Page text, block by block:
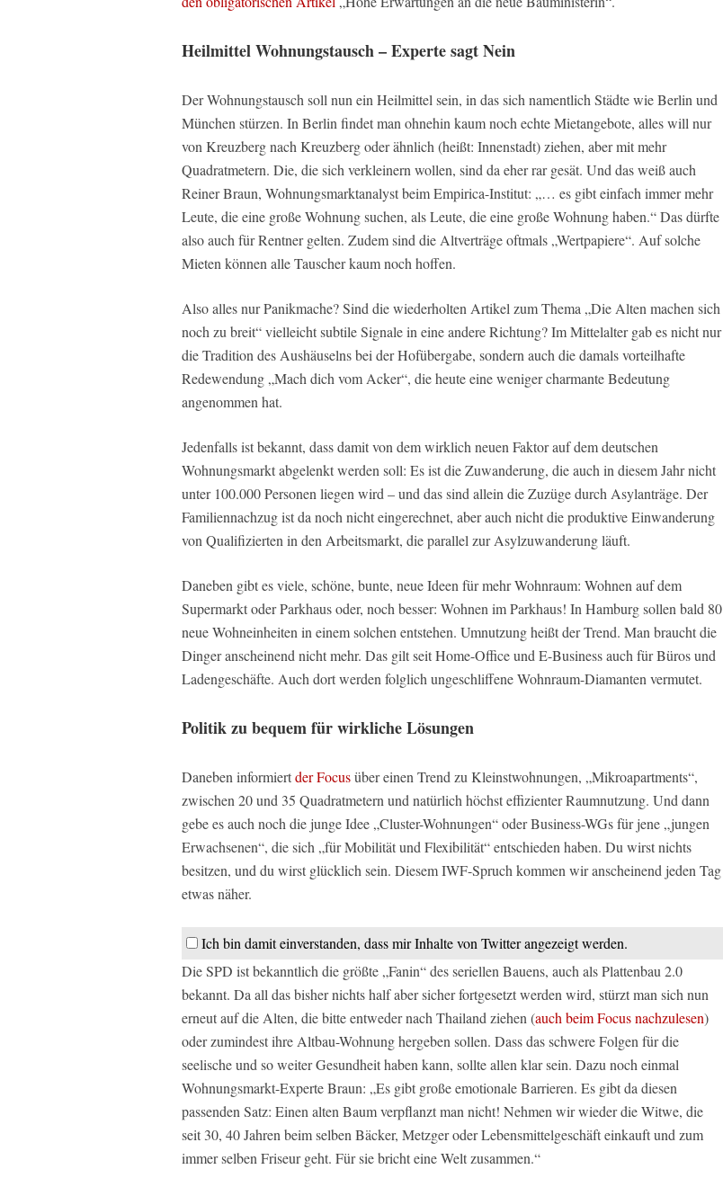
Heilmittel Wohnungstausch – Experte sagt Nein
Der Wohnungstausch soll nun ein Heilmittel sein, in das sich namentlich Städte wie Berlin und
München stürzen. In Berlin findet man ohnehin kaum noch echte Mietangebote, alles will nur
von Kreuzberg nach Kreuzberg oder ähnlich (heißt: Innenstadt) ziehen, aber mit mehr
Quadratmetern. Die, die sich verkleinern wollen, sind da eher rar gesät. Und das weiß auch
Reiner Braun, Wohnungsmarktanalyst beim Empirica-Institut: „… es gibt einfach immer mehr
Leute, die eine große Wohnung suchen, als Leute, die eine große Wohnung haben.“ Das dürfte
also auch für Rentner gelten. Zudem sind die Altverträge oftmals „Wertpapiere“. Auf solche
Mieten können alle Tauscher kaum noch hoffen.
Also alles nur Panikmache? Sind die wiederholten Artikel zum Thema „Die Alten machen sich
noch zu breit“ vielleicht subtile Signale in eine andere Richtung? Im Mittelalter gab es nicht nur
die Tradition des Aushäuselns bei der Hofübergabe, sondern auch die damals vorteilhafte
Redewendung „Mach dich vom Acker“, die heute eine weniger charmante Bedeutung
angenommen hat.
Jedenfalls ist bekannt, dass damit von dem wirklich neuen Faktor auf dem deutschen
Wohnungsmarkt abgelenkt werden soll: Es ist die Zuwanderung, die auch in diesem Jahr nicht
unter 100.000 Personen liegen wird – und das sind allein die Zuzüge durch Asylanträge. Der
Familiennachzug ist da noch nicht eingerechnet, aber auch nicht die produktive Einwanderung
von Qualifizierten in den Arbeitsmarkt, die parallel zur Asylzuwanderung läuft.
Daneben gibt es viele, schöne, bunte, neue Ideen für mehr Wohnraum: Wohnen auf dem
Supermarkt oder Parkhaus oder, noch besser: Wohnen im Parkhaus! In Hamburg sollen bald 80
neue Wohneinheiten in einem solchen entstehen. Umnutzung heißt der Trend. Man braucht die
Dinger anscheinend nicht mehr. Das gilt seit Home-Office und E-Business auch für Büros und
Ladengeschäfte. Auch dort werden folglich ungeschliffene Wohnraum-Diamanten vermutet.
Politik zu bequem für wirkliche Lösungen
Daneben informiertder Focusüber einen Trend zu Kleinstwohnungen, „Mikroapartments“,
zwischen 20 und 35 Quadratmetern und natürlich höchst effizienter Raumnutzung. Und dann
gebe es auch noch die junge Idee „Cluster-Wohnungen“ oder Business-WGs für jene „jungen
Erwachsenen“, die sich „für Mobilität und Flexibilität“ entschieden haben. Du wirst nichts
besitzen, und du wirst glücklich sein. Diesem IWF-Spruch kommen wir anscheinend jeden Tag
etwas näher.
Ich bin damit einverstanden, dass mir Inhalte von Twitter angezeigt werden.
Die SPD ist bekanntlich die größte „Fanin“ des seriellen Bauens, auch als Plattenbau 2.0
bekannt. Da all das bisher nichts half aber sicher fortgesetzt werden wird, stürzt man sich nun
erneut auf die Alten, die bitte entweder nach Thailand ziehen (auch beim Focus nachzulesen)
oder zumindest ihre Altbau-Wohnung hergeben sollen. Dass das schwere Folgen für die
seelische und so weiter Gesundheit haben kann, sollte allen klar sein. Dazu noch einmal
Wohnungsmarkt-Experte Braun: „Es gibt große emotionale Barrieren. Es gibt da diesen
passenden Satz: Einen alten Baum verpflanzt man nicht! Nehmen wir wieder die Witwe, die
seit 30, 40 Jahren beim selben Bäcker, Metzger oder Lebensmittelgeschäft einkauft und zum
immer selben Friseur geht. Für sie bricht eine Welt zusammen.“